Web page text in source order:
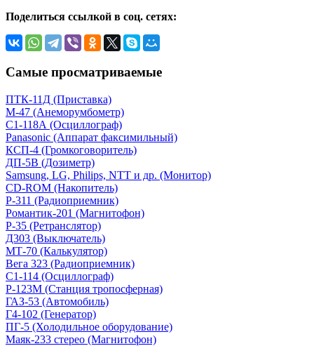
Поделиться ссылкой в соц. сетях:
Самые просматриваемые
ПТК-11Д (Приставка)
М-47 (Анеморумбометр)
С1-118А (Осциллограф)
Panasonic (Аппарат факсимильный)
КСП-4 (Громкоговоритель)
ДП-5В (Дозиметр)
Samsung, LG, Philips, NTT и др. (Монитор)
CD-ROM (Накопитель)
Р-311 (Радиоприемник)
Романтик-201 (Магнитофон)
Р-35 (Ретранслятор)
Д303 (Выключатель)
МТ-70 (Калькулятор)
Вега 323 (Радиоприемник)
С1-114 (Осциллограф)
Р-123М (Станция тропосферная)
ГАЗ-53 (Автомобиль)
Г4-102 (Генератор)
ПГ-5 (Холодильное оборудование)
Маяк-233 стерео (Магнитофон)